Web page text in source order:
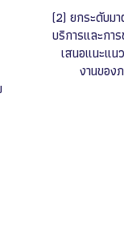
(2) ยกระดับม
บริการและกา
เสนอแนะแน
งานของ